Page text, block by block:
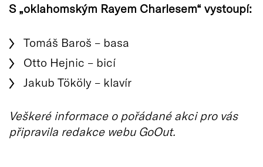
S „oklahomským Rayem Charlesem“ vystoupí:
Tomáš Baroš – basa
Otto Hejnic – bicí
Jakub Tököly – klavír
Veškeré informace o pořádané akci pro vás
připravila redakce webu GoOut.